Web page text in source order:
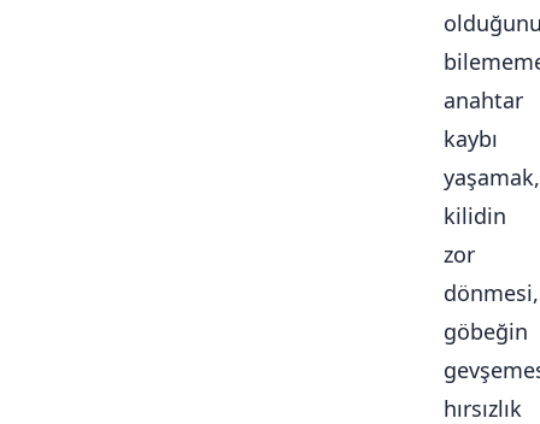
anahtar
kaybı
yaşamak,
kilidin
zor
dönmesi,
göbeğin
hırsızlık